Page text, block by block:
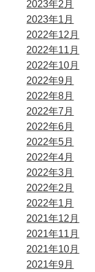
2023年2月
2023年1月
2022年12月
2022年11月
2022年10月
2022年9月
2022年8月
2022年7月
2022年6月
2022年5月
2022年4月
2022年3月
2022年2月
2022年1月
2021年12月
2021年11月
2021年10月
2021年9月